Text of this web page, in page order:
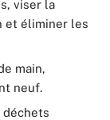
viser la
et éliminer les
main,
neuf.
déchets